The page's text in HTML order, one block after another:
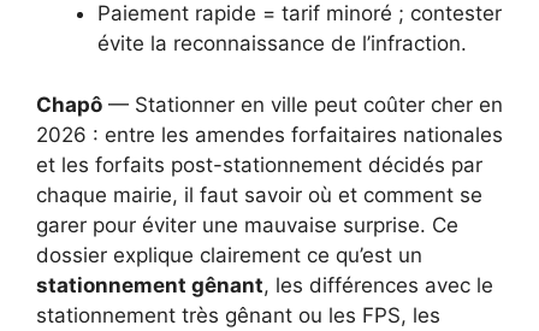
Paiement rapide = tarif minoré ; contester
évite la reconnaissance de l’infraction.
Chapô — Stationner en ville peut coûter cher en
2026 : entre les amendes forfaitaires nationales
et les forfaits post-stationnement décidés par
chaque mairie, il faut savoir où et comment se
garer pour éviter une mauvaise surprise. Ce
dossier explique clairement ce qu’est un
stationnement gênant, les différences avec le
stationnement très gênant ou les FPS, les